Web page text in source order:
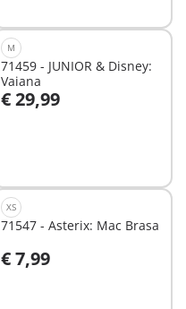
M
71459 - JUNIOR & Disney:
Vaiana
€ 29,99
Ao carrinho
XS
71547 - Asterix: Mac Brasa
€ 7,99
Ao carrinho